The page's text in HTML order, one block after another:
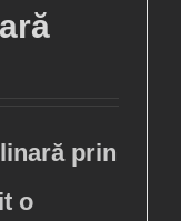
prin
o